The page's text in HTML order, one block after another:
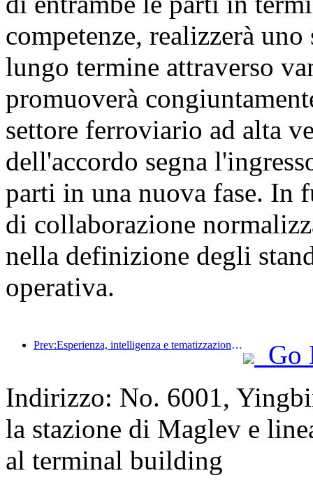
competenze, realizzerà
lungo termine attraverso
promuoverà
settore ferroviario ad alta
dell'accordo segna
parti in una nuova fase. In
di collaborazione
nella definizione degli
operativa.
Prev:Esperienza, intelligenza e tematizzazione sono le soluzioni per gli hotel della nuova era
Go
Indirizzo: No. 6001,
la stazione di Maglev e
al terminal building